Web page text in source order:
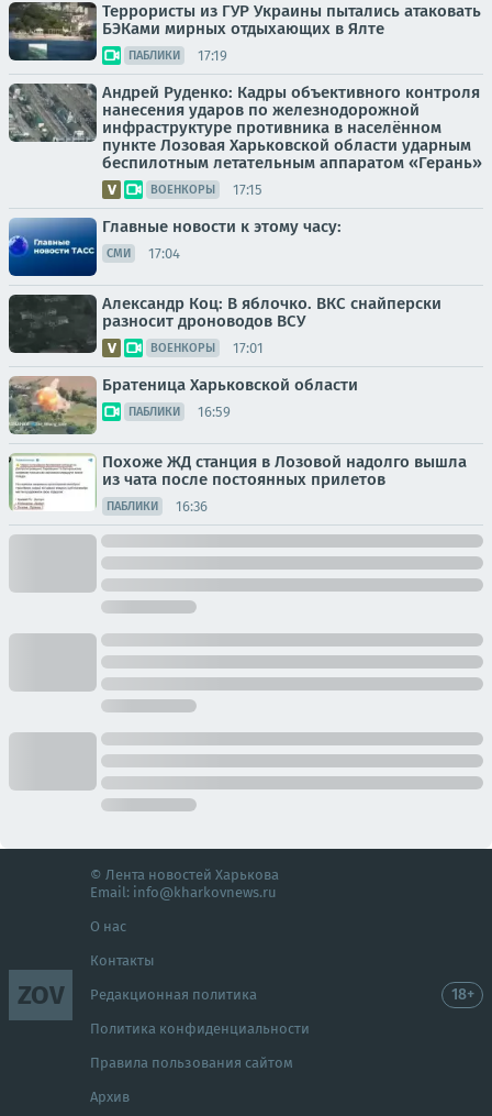
Террористы из ГУР Украины пытались атаковать
БЭКами мирных отдыхающих в Ялте
ПАБЛИКИ 17:19
Андрей Руденко: Кадры объективного контроля
нанесения ударов по железнодорожной
инфраструктуре противника в населённом
пункте Лозовая Харьковской области ударным
беспилотным летательным аппаратом «Герань»
ВОЕНКОРЫ 17:15
Главные новости к этому часу:
СМИ 17:04
Александр Коц: В яблочко. ВКС снайперски
разносит дроноводов ВСУ
ВОЕНКОРЫ 17:01
Братеница Харьковской области
ПАБЛИКИ 16:59
Похоже ЖД станция в Лозовой надолго вышла
из чата после постоянных прилетов
ПАБЛИКИ 16:36
ZOV
© Лента новостей Харькова
Email: info@kharkovnews.ru
О нас
Контакты
Редакционная политика
Политика конфиденциальности
Правила пользования сайтом
Архив
18+